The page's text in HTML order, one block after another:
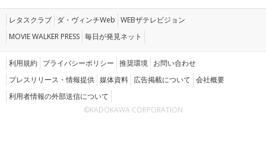
レタスクラブ ダ・ヴィンチWeb WEBザテレビジョン
MOVIE WALKER PRESS 毎日が発見ネット
利用規約 プライバシーポリシー 推奨環境 お問い合わせ
プレスリリース・情報提供 媒体資料 広告掲載について 会社概要
利用者情報の外部送信について
©KADOKAWA CORPORATION